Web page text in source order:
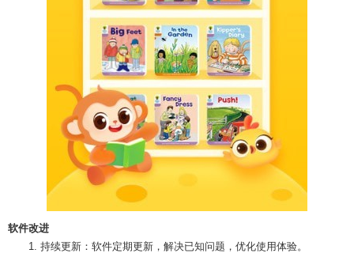
软件改进
1. 持续更新：软件定期更新，解决已知问题，优化使用体验。